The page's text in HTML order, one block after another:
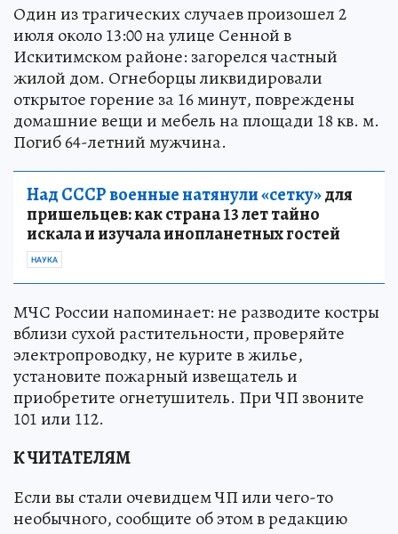
Один из трагических случаев произошел 2
июля около 13:00 на улице Сенной в
Искитимском районе: загорелся частный
жилой дом. Огнеборцы ликвидировали
открытое горение за 16 минут, повреждены
домашние вещи и мебель на площади 18 кв. м.
Погиб 64-летний мужчина.
Над СССР военные натянули «сетку»для
пришельцев: как страна 13 лет тайно
искала и изучала инопланетных гостей
НАУКА
МЧС России напоминает: не разводите костры
вблизи сухой растительности, проверяйте
электропроводку, не курите в жилье,
установите пожарный извещатель и
приобретите огнетушитель. При ЧП звоните
101 или 112.
К ЧИТАТЕЛЯМ
Если вы стали очевидцем ЧП или чего-то
необычного, сообщите об этом в редакцию